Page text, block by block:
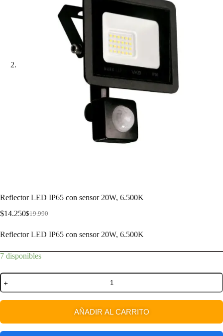
Reflector LED IP65 con sensor 20W, 6.500K
$19.990
$14.250
Reflector LED IP65 con sensor 20W, 6.500K
7 disponibles
AÑADIR AL CARRITO